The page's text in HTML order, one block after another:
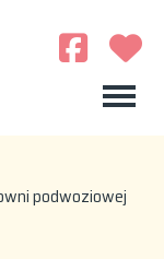
podwoziowej